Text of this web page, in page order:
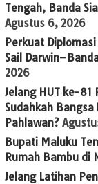
Tengah, Banda
Agustus 6, 2026
Perkuat
Sail
2026
Jelang HUT ke-81
Sudahkah
Pahlawan?
Bupati Maluku
Rumah Bambu di
Jelang Latihan